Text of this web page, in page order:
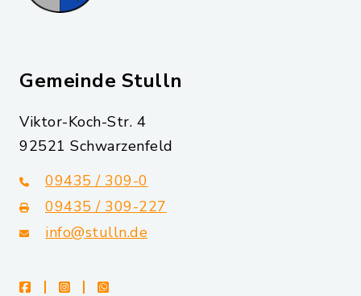
Gemeinde Stulln
Viktor-Koch-Str. 4
92521 Schwarzenfeld
09435 / 309-0
09435 / 309-227
info@stulln.de
facebookinstagramwhatsapp